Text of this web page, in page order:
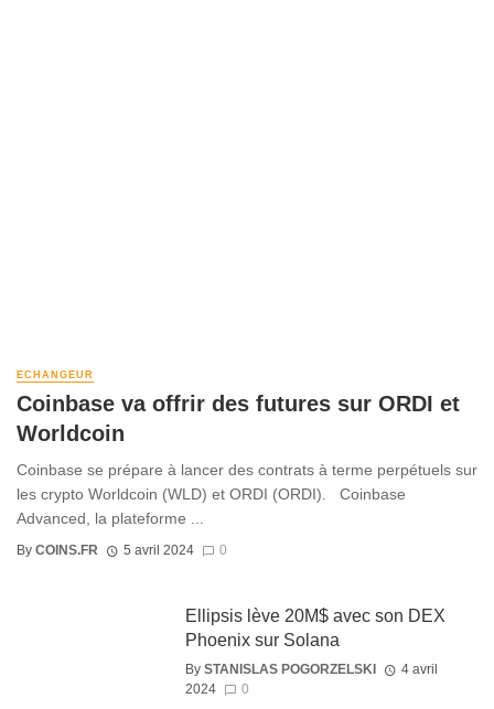
ECHANGEUR
Coinbase va offrir des futures sur ORDI et
Worldcoin
Coinbase se prépare à lancer des contrats à terme perpétuels sur
les crypto Worldcoin (WLD) et ORDI (ORDI). Coinbase
Advanced, la plateforme ...
By COINS.FR 5 avril 2024 0
Ellipsis lève 20M$ avec son DEX
Phoenix sur Solana
By STANISLAS POGORZELSKI
4 avril
2024
0